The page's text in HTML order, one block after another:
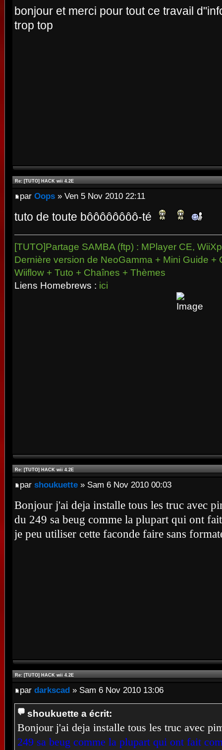
bonjour et merci pour tout ce travail
trop top
Re: [TUTO] HACK wii 4.2E
par Oops » Ven 5 Nov 2010 22:11
tuto de toute bôôôôôôôô-té
[TUTO]Partage SAMBA (ftp) : MPlayer CE,
Dernière version de NeoGamma + Mini Guide +
Wiiflow + Tuto + Chaînes + Thèmes
Liens Homebrews : ici
Re: [TUTO] HACK wii 4.2E
par shoukuette » Sam 6 Nov 2010 00:03
Bonjour j'ai deja installe tous les truc avec
du 249 sa beug comme la plupart qui ont
je peu utiliser cette faconde faire sans
Re: [TUTO] HACK wii 4.2E
par darkscad » Sam 6 Nov 2010 13:06
shoukuette a écrit:
Bonjour j'ai deja installe tous les truc avec
249 sa beug comme la plupart qui ont fait